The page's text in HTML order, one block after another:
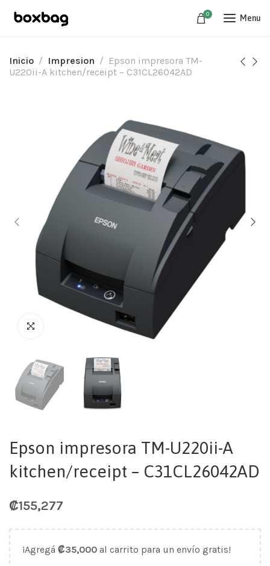
0 Menu
Inicio Impresion
Epson impresora TM-
U220ii-A kitchen/receipt – C31CL26042AD
Epson impresora TM-U220ii-A
kitchen/receipt – C31CL26042AD
₡155,277
¡Agregá ₡35,000 al carrito para un envío gratis!